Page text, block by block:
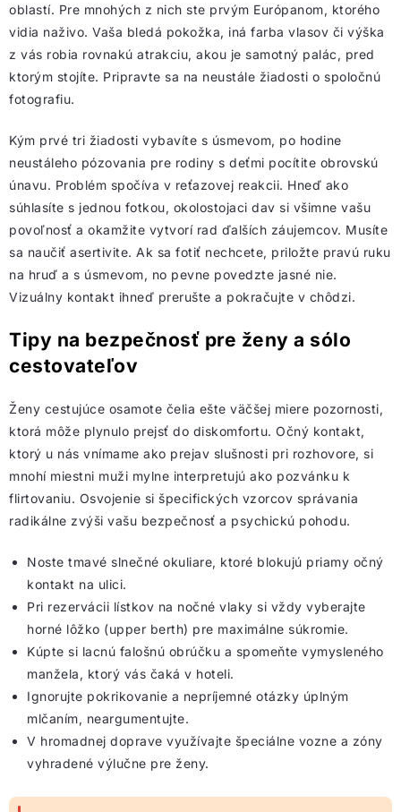
oblastí. Pre mnohých z nich ste prvým Európanom, ktorého
vidia naživo. Vaša bledá pokožka, iná farba vlasov či výška
z vás robia rovnakú atrakciu, akou je samotný palác, pred
ktorým stojíte. Pripravte sa na neustále žiadosti o spoločnú
fotografiu.
Kým prvé tri žiadosti vybavíte s úsmevom, po hodine
neustáleho pózovania pre rodiny s deťmi pocítite obrovskú
únavu. Problém spočíva v reťazovej reakcii. Hneď ako
súhlasíte s jednou fotkou, okolostojaci dav si všimne vašu
povoľnosť a okamžite vytvorí rad ďalších záujemcov. Musíte
sa naučiť asertivite. Ak sa fotiť nechcete, priložte pravú ruku
na hruď a s úsmevom, no pevne povedzte jasné nie.
Vizuálny kontakt ihneď prerušte a pokračujte v chôdzi.
Tipy na bezpečnosť pre ženy a sólo
cestovateľov
Ženy cestujúce osamote čelia ešte väčšej miere pozornosti,
ktorá môže plynulo prejsť do diskomfortu. Očný kontakt,
ktorý u nás vnímame ako prejav slušnosti pri rozhovore, si
mnohí miestni muži mylne interpretujú ako pozvánku k
flirtovaniu. Osvojenie si špecifických vzorcov správania
radikálne zvýši vašu bezpečnosť a psychickú pohodu.
Noste tmavé slnečné okuliare, ktoré blokujú priamy očný
kontakt na ulici.
Pri rezervácii lístkov na nočné vlaky si vždy vyberajte
horné lôžko (upper berth) pre maximálne súkromie.
Kúpte si lacnú falošnú obrúčku a spomeňte vymysleného
manžela, ktorý vás čaká v hoteli.
Ignorujte pokrikovanie a nepríjemné otázky úplným
mlčaním, neargumentujte.
V hromadnej doprave využívajte špeciálne vozne a zóny
vyhradené výlučne pre ženy.